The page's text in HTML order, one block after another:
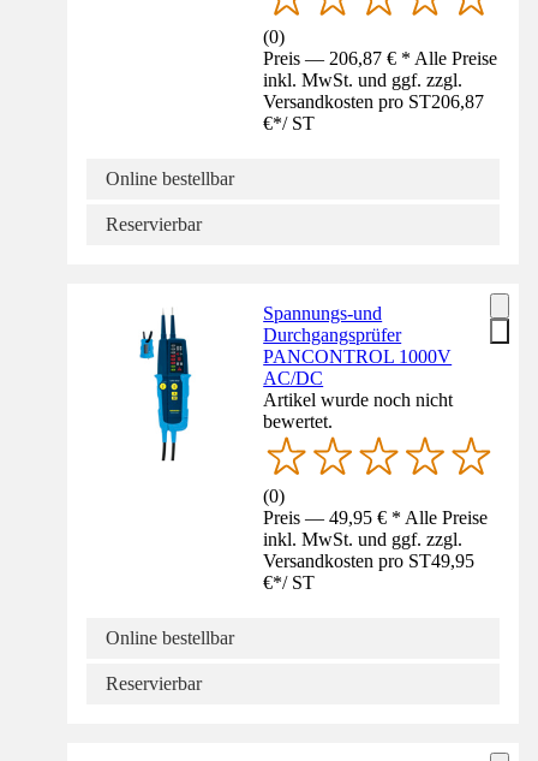
(0)
Preis — 206,87 € * Alle Preise
inkl. MwSt. und ggf. zzgl.
Versandkosten pro ST206,87
€*/ ST
Online bestellbar
Reservierbar
Spannungs-und
Durchgangsprüfer
PANCONTROL 1000V
AC/DC
Artikel wurde noch nicht
bewertet.
(0)
Preis — 49,95 € * Alle Preise
inkl. MwSt. und ggf. zzgl.
Versandkosten pro ST49,95
€*/ ST
Online bestellbar
Reservierbar